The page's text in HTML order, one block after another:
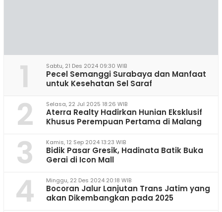
1 Sabtu, 21 Des 2024 09:30 WIB
Pecel Semanggi Surabaya dan Manfaat
untuk Kesehatan Sel Saraf
2 Selasa, 22 Jul 2025 18:26 WIB
Aterra Realty Hadirkan Hunian Eksklusif
Khusus Perempuan Pertama di Malang
3 Kamis, 12 Sep 2024 13:23 WIB
Bidik Pasar Gresik, Hadinata Batik Buka
Gerai di Icon Mall
4 Minggu, 22 Des 2024 20:18 WIB
Bocoran Jalur Lanjutan Trans Jatim yang
akan Dikembangkan pada 2025